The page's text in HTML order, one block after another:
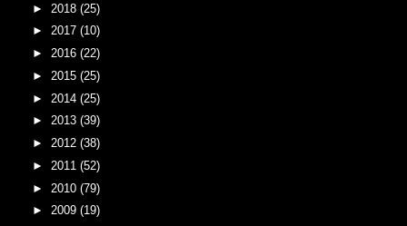
► 2018 (25)
► 2017 (10)
► 2016 (22)
► 2015 (25)
► 2014 (25)
► 2013 (39)
► 2012 (38)
► 2011 (52)
► 2010 (79)
► 2009 (19)